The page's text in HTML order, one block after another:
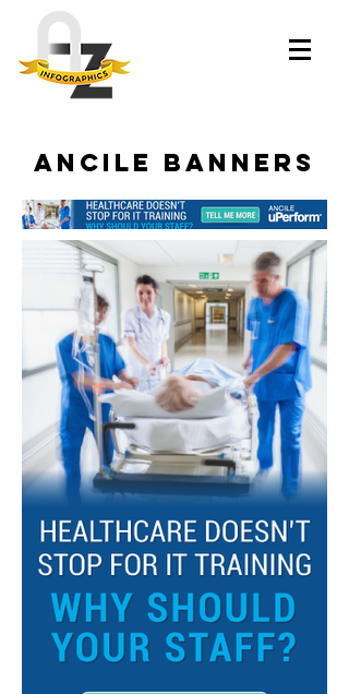
Ancile Banners